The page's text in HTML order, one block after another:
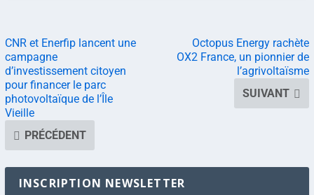
CNR et Enerfip lancent une
campagne
d’investissement citoyen
pour financer le parc
photovoltaïque de l’Île
Vieille
PRÉCÉDENT
Octopus Energy rachète
OX2 France, un pionnier de
l’agrivoltaïsme
SUIVANT
INSCRIPTION NEWSLETTER